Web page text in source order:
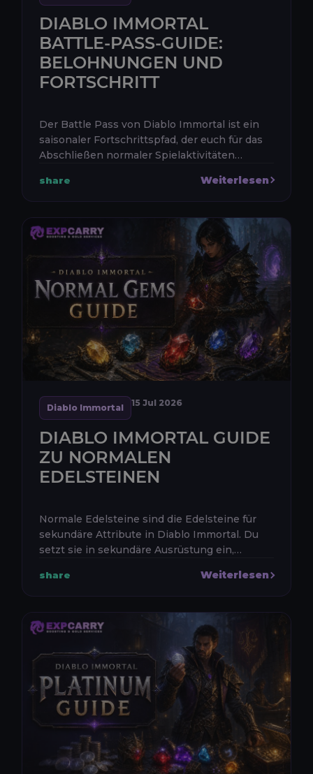
DIABLO IMMORTAL
BATTLE-PASS-GUIDE:
BELOHNUNGEN UND
FORTSCHRITT
Der Battle Pass von Diablo Immortal ist ein
saisonaler Fortschrittspfad, der euch für das
Abschließen normaler Spielaktivitäten
Spieler verfügbar, während der...
share Weiterlesen
Diablo Immortal 15 Jul 2026
DIABLO IMMORTAL GUIDE
ZU NORMALEN
EDELSTEINEN
Normale Edelsteine sind die Edelsteine für
sekundäre Attribute in Diablo Immortal. Du
setzt sie in sekundäre Ausrüstung ein,
um Schaden, Leben, Rüstung, R...
share Weiterlesen